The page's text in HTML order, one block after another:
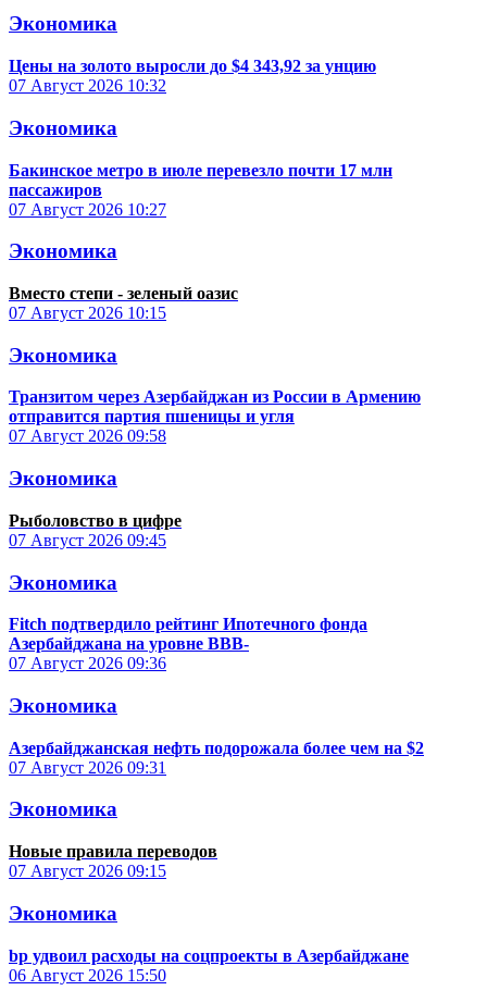
Экономика
Цены на золото выросли до $4 343,92 за унцию
07 Август 2026 10:32
Экономика
Бакинское метро в июле перевезло почти 17 млн
пассажиров
07 Август 2026 10:27
Экономика
Вместо степи - зеленый оазис
07 Август 2026 10:15
Экономика
Транзитом через Азербайджан из России в Армению
отправится партия пшеницы и угля
07 Август 2026 09:58
Экономика
Рыболовство в цифре
07 Август 2026 09:45
Экономика
Fitch подтвердило рейтинг Ипотечного фонда
Азербайджана на уровне BBB-
07 Август 2026 09:36
Экономика
Азербайджанская нефть подорожала более чем на $2
07 Август 2026 09:31
Экономика
Новые правила переводов
07 Август 2026 09:15
Экономика
bp удвоил расходы на соцпроекты в Азербайджане
06 Август 2026 15:50